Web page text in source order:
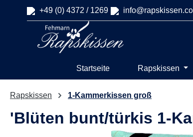
Zur Hauptnavigation springen
+49 (0) 4372 / 1269
Startseite Rapskissen
Rapskissen 1-Kammerkissen groß
'Blüten bunt/türkis 1-